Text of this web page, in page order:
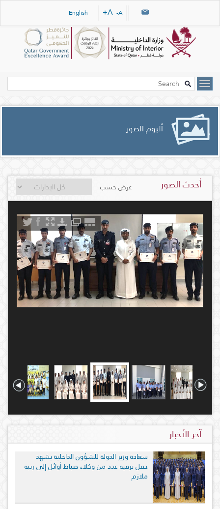
Skip navigation links
A-
A+
English
ألبوم الصور
أحدث الصور عرض حسب
آخر الأخبار
سعادة وزير الدولة للشؤون الداخلية يشهد
حفل ترقية عدد من وكلاء ضباط أوائل إلى رتبة
ملازم